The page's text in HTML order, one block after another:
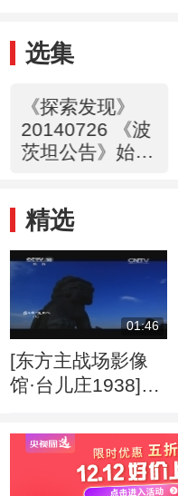
选集
《探索发现》
20140726 《波
茨坦公告》始末
精选
01:46
[东方主战场影像
馆·台儿庄1938]王
民族危亡重披战袍
上战场